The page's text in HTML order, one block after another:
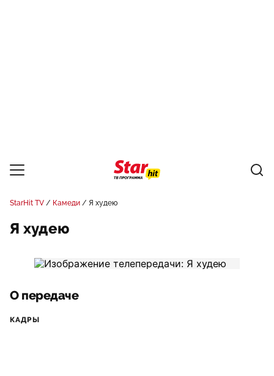
StarHit TV Камеди Я худею
Я худею
О передаче
КАДРЫ